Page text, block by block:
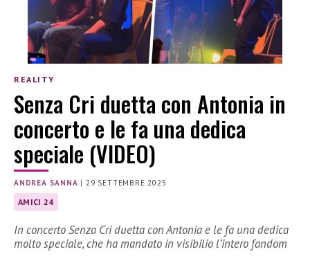
REALITY
Senza Cri duetta con Antonia in
concerto e le fa una dedica
speciale (VIDEO)
ANDREA SANNA |29 SETTEMBRE 2025
AMICI 24
In concerto Senza Cri duetta con Antonia e le fa una dedica
molto speciale, che ha mandato in visibilio l’intero fandom